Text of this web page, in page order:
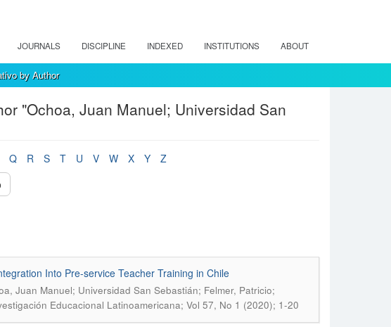
JOURNALS DISCIPLINE INDEXED INSTITUTIONS ABOUT
by Author
"Ochoa, Juan Manuel; Universidad San
Q R S T U V W X Y
Z
Into Pre-service Teacher Training in Chile
Juan Manuel; Universidad San Sebastián; Felmer, Patricio;
Educacional Latinoamericana; Vol 57, No 1 (2020); 1-20